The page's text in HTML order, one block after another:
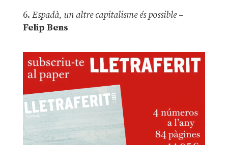
6. Espadà, un altre capitalisme és possible –
Felip Bens